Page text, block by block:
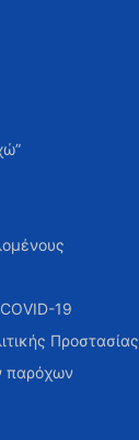
19
Προστασίας
παρόχων